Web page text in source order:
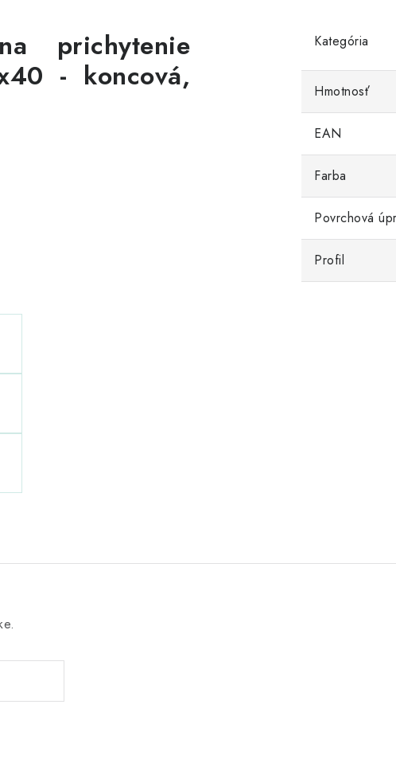
prichytenie
- koncová,
Kategória
Hmotnosť
EAN
Farba
Povrchová
Profil